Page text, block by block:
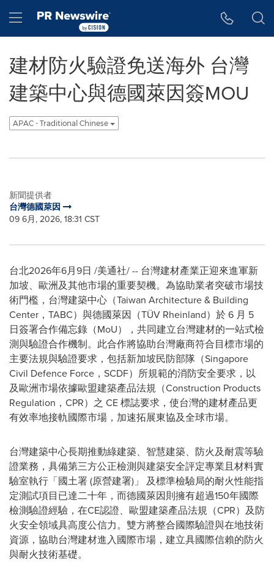
Hamburger menu
建材防火驗證免送海外 台灣
建築中心與德國萊因簽MOU
APAC - Traditional Chinese
新聞提供者
台灣德國萊因
09 6月, 2026, 18:31 CST
台北2026年6月9日 /美通社/ -- 台灣建材產業正迎來進軍新
加坡、歐洲及其他市場的重要契機。為協助業者突破市場技
術門檻，台灣建築中心（Taiwan Architecture & Building
Center，TABC）與德國萊因（TÜV Rheinland）於 6 月 5
日簽署合作備忘錄（MoU），共同建立台灣建材的一站式檢
測與驗證合作機制。此合作將協助台灣廠商符合目標市場的
主要法規與驗證要求，包括新加坡民防部隊（Singapore
Civil Defence Force，SCDF）所規範的消防安全要求，以
及歐洲市場依據歐盟建築產品法規（Construction Products
Regulation，CPR）之 CE 標誌要求，使台灣的建材產品更
有效率地接軌國際市場，加速拓展東協及全球市場。
台灣建築中心長期推動綠建築、智慧建築、防火及耐震等驗
證業務，具備第三方公正檢測與建築安全評定專業且材料實
驗室執行「國土署 (原營建署)」 及標準檢驗局的耐火性能指
定測試項目已達二十年，而德國萊因則擁有超過150年國際
檢測驗證經驗，在CE認證、歐盟建築產品法規（CPR）及防
火安全領域具高度公信力。雙方將整合國際驗證與在地技術
資源，協助台灣建材進入國際市場，建立具國際信賴的防火
與耐火技術基礎。